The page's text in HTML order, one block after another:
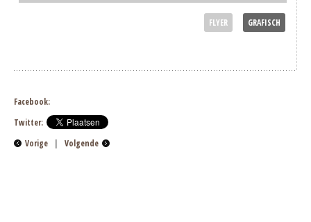
FLYER GRAFISCH
Facebook:
Twitter:
Vorige
| Volgende